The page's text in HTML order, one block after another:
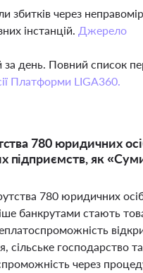
через
інстанцій. Джерело
за день. Повний список
Платформи LIGA360.
780 юридичних
підприємств, як
780 юридичних
банкрутами стають
сільське господарство
через